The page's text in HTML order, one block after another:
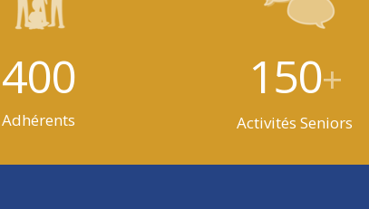
400
Adhérents
150+
Activités Seniors